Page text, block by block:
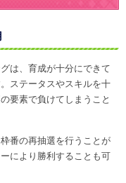
は、育成が十分にできて
ステータスやスキルを十
要素で負けてしまうこと
番の再抽選を行うことが
により勝利することも可